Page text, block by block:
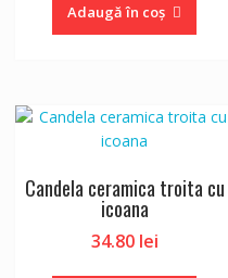
Adaugă în coș
Candela ceramica troita cu
icoana
34.80 lei